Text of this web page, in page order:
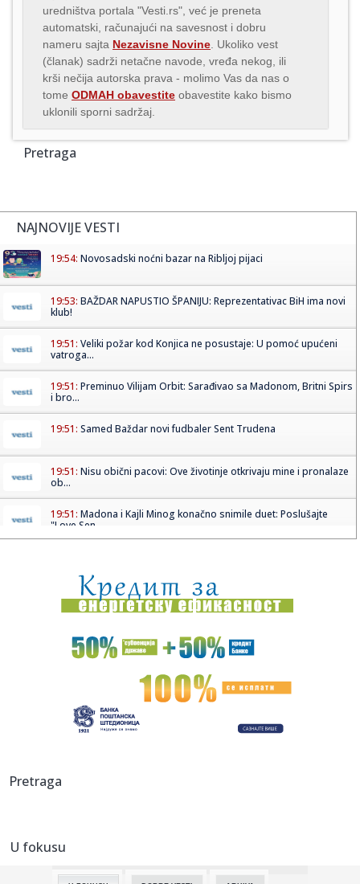
uredništva portala "Vesti.rs", već je preneta
automatski, računajući na savesnost i dobru
nameru sajta Nezavisne Novine . Ukoliko vest
(članak) sadrži netačne navode, vređa nekog, ili
krši nečija autorska prava - molimo Vas da nas o
tome ODMAH obavestite obavestite kako bismo
uklonili sporni sadržaj.
Pretraga
NAJNOVIJE VESTI
19:54: Novosadski noćni bazar na Ribljoj pijaci
19:53: BAŽDAR NAPUSTIO ŠPANIJU: Reprezentativac BiH ima novi
klub!
19:51: Veliki požar kod Konjica ne posustaje: U pomoć upućeni
vatroga...
19:51: Preminuo Vilijam Orbit: Sarađivao sa Madonom, Britni Spirs
i bro...
19:51: Samed Baždar novi fudbaler Sent Trudena
19:51: Nisu obični pacovi: Ove životinje otkrivaju mine i pronalaze
ob...
19:51: Madona i Kajli Minog konačno snimile duet: Poslušajte
"Love Sen...
19:51:Odmor u Beogradu završio incidentom: S gošćama iz
Amerike "zar...
19:51:Volkswagen sprema zaokret, planira prvi pikap proizveden
u Americ...
Veliki požar u Grudama: Gori više od 40 hektara,
19:49:Šta od voća smijete unijeti u Hrvatsku iz BiH: Kazne mogu
ulazak n...
19:49:
Pretraga
U fokusu